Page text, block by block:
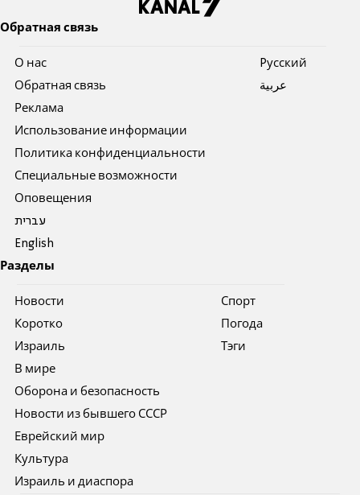
Обратная связь
О нас
Обратная связь
Реклама
Использование информации
Политика конфиденциальности
Специальные возможности
Оповещения
עברית
English
Pусский
عربية
Разделы
Новости
Коротко
Израиль
В мире
Оборона и безопасность
Новости из бывшего СССР
Еврейский мир
Культура
Израиль и диаспора
Спорт
Погода
Тэги